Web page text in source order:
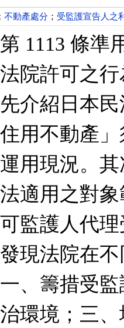
不動產處分 ； 受監護宣告人之
1113 條準
院許可之
介紹日本
住用不動產
用現況。
適用之對
可監護人代
現法院在
、籌措受
環境；三